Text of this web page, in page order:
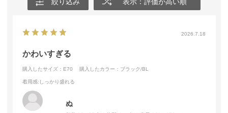
2026.7.18
かわいすぎる
購入したサイズ：E70 購入したカラー：ブラック/BL
着用感:しっかり盛れる
ぬ